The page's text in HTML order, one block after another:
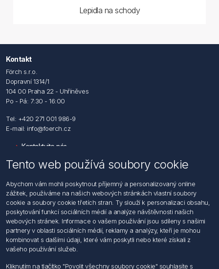
Lepidla na schody
Kontakt
Förch s.r.o.
Dopravní 1314/1
104 00 Praha 22 - Uhříněves
Po - Pá: 7:30 - 16:00
Tel: +420 271 001 986-9
E-mail: info@foerch.cz
Kontaktujte nás
Hledat
Dodržování předpisů
Zásady zpracování osobních údajů fyzických osob
Podmínky zasílání elektronických dokumentu
Všeobecné dodací a obchodní podmínky
Informace o nakládaní s elektroodpadem
Můj účet
Tento web používá soubory cookie
Abychom vám mohli poskytnout příjemný a personalizovaný online
zážitek, používáme na našich webových stránkách vlastní soubory
cookie a soubory cookie třetích stran. Ty slouží k personalizaci obsahu,
poskytování funkcí sociálních médií a analýze návštěvnosti našich
webových stránek. Informace o vašem používání jsou sdíleny s našimi
partnery v oblasti sociálních médií, reklamy a analýzy, kteří je mohou
kombinovat s dalšími údaji, které vám poskytli nebo které získali z
vašeho používání služeb.
Kliknutím na tlačítko "Povolit všechny soubory cookie" souhlasíte s